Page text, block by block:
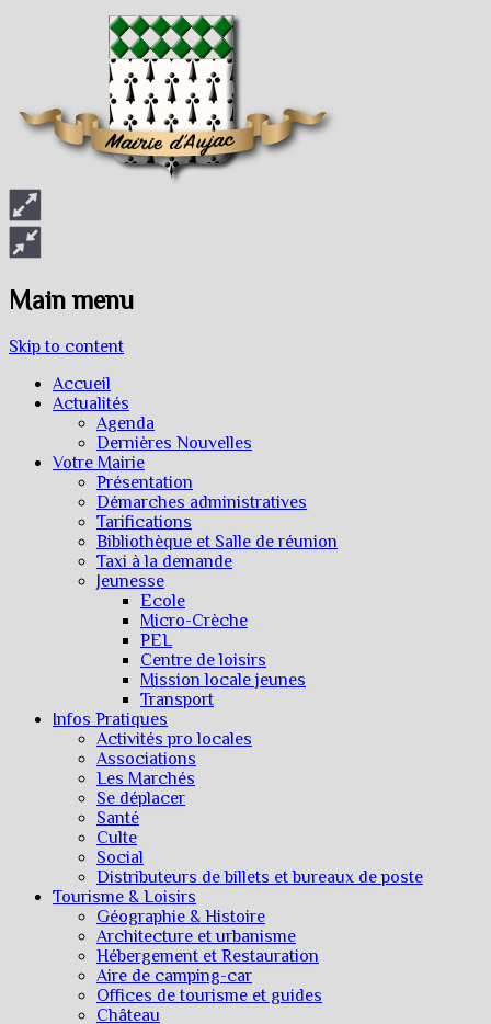
Main menu
Skip to content
Accueil
Actualités
Agenda
Dernières Nouvelles
Votre Mairie
Présentation
Démarches administratives
Tarifications
Bibliothèque et Salle de réunion
Taxi à la demande
Jeunesse
Ecole
Micro-Crèche
PEL
Centre de loisirs
Mission locale jeunes
Transport
Infos Pratiques
Activités pro locales
Associations
Les Marchés
Se déplacer
Santé
Culte
Social
Distributeurs de billets et bureaux de poste
Tourisme & Loisirs
Géographie & Histoire
Architecture et urbanisme
Hébergement et Restauration
Aire de camping-car
Offices de tourisme et guides
Château